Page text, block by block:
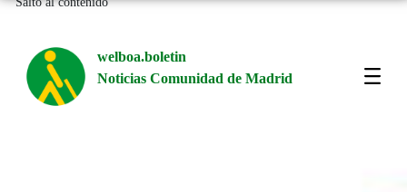
welboa.boletin
Noticias Comunidad de Madrid